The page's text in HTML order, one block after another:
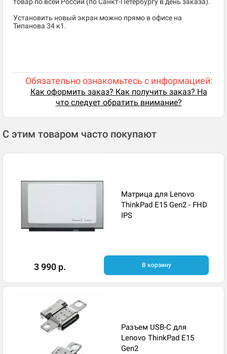
товар по всей России (по Санкт-Петербургу в день заказа).
Установить новый экран можно прямо в офисе на
Типанова 34 к1.
Обязательно ознакомьтесь с информацией:
Как оформить заказ? Как получить заказ? На
что следует обратить внимание?
С этим товаром часто покупают
Матрица для Lenovo
ThinkPad E15 Gen2 - FHD
IPS
3 990 р. В корзину
Разъем USB-C для
Lenovo ThinkPad E15
Gen2